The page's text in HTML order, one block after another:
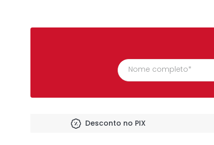
Desconto no PIX